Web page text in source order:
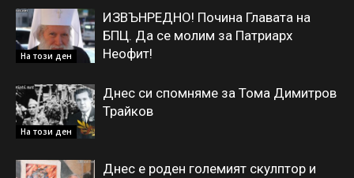
На този ден
ИЗВЪНРЕДНО! Почина Главата на
БПЦ. Да се молим за Патриарх
Неофит!
На този ден
Днес си спомняме за Тома Димитров
Трайков
Днес е роден големият скулптор и